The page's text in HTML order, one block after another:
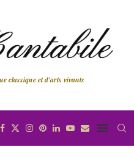
classique et d'arts vivants